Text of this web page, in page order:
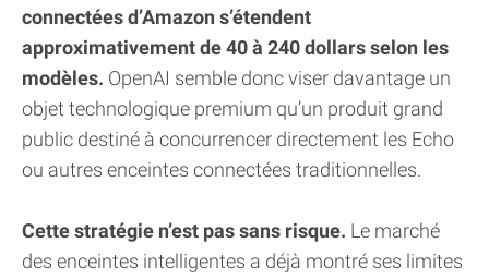
connectées d’Amazon s’étendent
approximativement de 40 à 240 dollars selon les
modèles. OpenAI semble donc viser davantage un
objet technologique premium qu’un produit grand
public destiné à concurrencer directement les Echo
ou autres enceintes connectées traditionnelles.
Cette stratégie n’est pas sans risque. Le marché
des enceintes intelligentes a déjà montré ses limites